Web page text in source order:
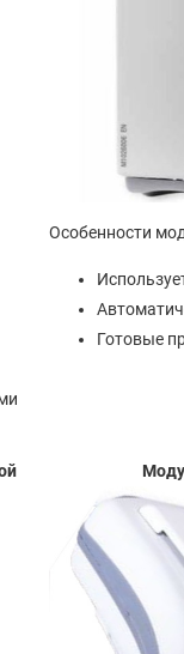
Особенности
Готовые